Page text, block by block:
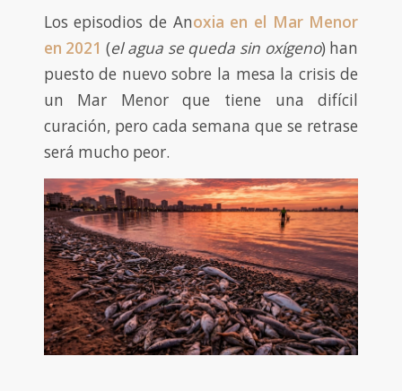
Los episodios de Anoxia en el Mar Menor
en 2021 (el agua se queda sin oxígeno) han
puesto de nuevo sobre la mesa la crisis de
un Mar Menor que tiene una difícil
curación, pero cada semana que se retrase
será mucho peor.